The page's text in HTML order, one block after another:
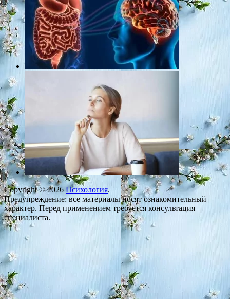
Copyright © 2026 Психология.
Предупреждение: все материалы носят ознакомительный
характер. Перед применением требуется консультация
специалиста.